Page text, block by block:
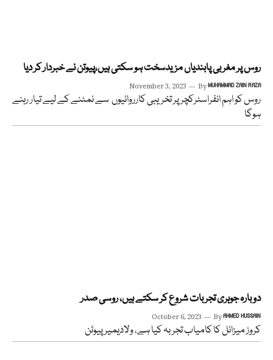
روس پر مغربی پابندیاں مزیدسخت ہو سکتی ہیں،پیوتن نے خبردار کر دیا
November 3, 2023 ByMUHAMMAD ZAIN RAZA
روس کو اہم انفراسٹرکچر پر تخریبی کارروائیوں سے نمٹنے کے لیے تیار رہنے
ہوگا
دوبارہ جوہری تجربات شروع کر سکتے ہیں، روسی صدر
October 6, 2023 ByAHMED HUSSAIN
کروز میزائل کا کامیاب تجربہ کیا ہے، ولادیمیر پیوٹن